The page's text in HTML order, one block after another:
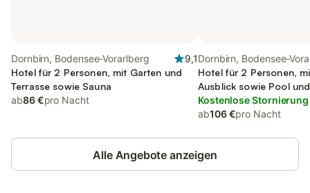
Dornbirn, Bodensee-Vorarlberg
9,1
Hotel für 2 Personen, mit Garten und
Terrasse sowie Sauna
ab86 €pro Nacht
Dornbirn, Bodensee-
Hotel für 2 Personen,
Ausblick sowie Pool
Haustier
Kostenlose Stornierung
ab106 €pro Nacht
Alle Angebote anzeigen